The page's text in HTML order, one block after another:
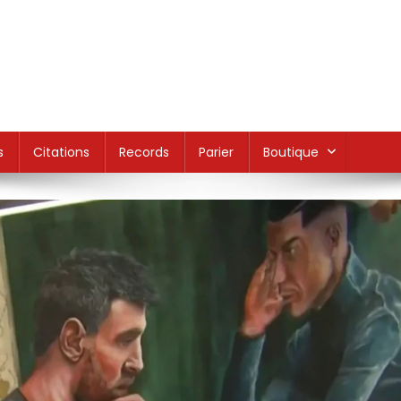
Citations Records Parier Boutique